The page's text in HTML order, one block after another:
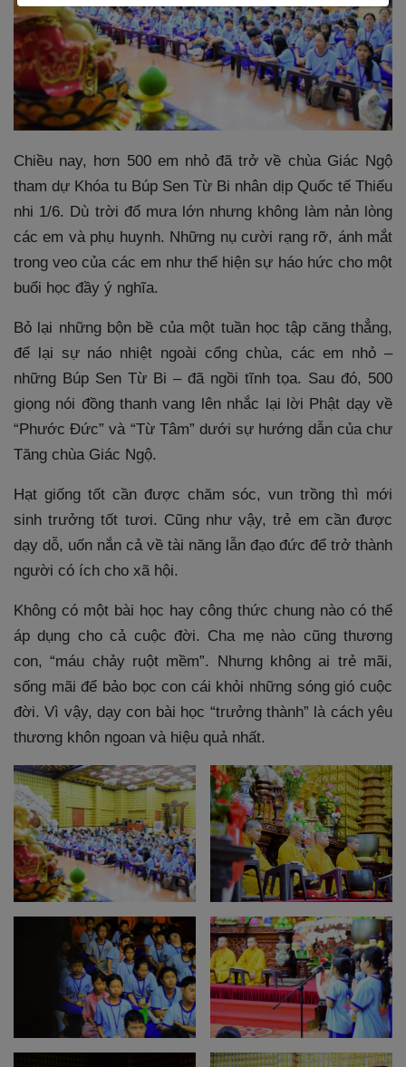
Chiều nay, hơn 500 em nhỏ đã trở về chùa Giác Ngộ
tham dự Khóa tu Búp Sen Từ Bi nhân dịp Quốc tế Thiếu
nhi 1/6. Dù trời đổ mưa lớn nhưng không làm nản lòng
các em và phụ huynh. Những nụ cười rạng rỡ, ánh mắt
trong veo của các em như thể hiện sự háo hức cho một
buổi học đầy ý nghĩa.
Bỏ lại những bộn bề của một tuần học tập căng thẳng,
để lại sự náo nhiệt ngoài cổng chùa, các em nhỏ –
những Búp Sen Từ Bi – đã ngồi tĩnh tọa. Sau đó, 500
giọng nói đồng thanh vang lên nhắc lại lời Phật dạy về
“Phước Đức” và “Từ Tâm” dưới sự hướng dẫn của chư
Tăng chùa Giác Ngộ.
Hạt giống tốt cần được chăm sóc, vun trồng thì mới
sinh trưởng tốt tươi. Cũng như vậy, trẻ em cần được
dạy dỗ, uốn nắn cả về tài năng lẫn đạo đức để trở thành
người có ích cho xã hội.
Không có một bài học hay công thức chung nào có thể
áp dụng cho cả cuộc đời. Cha mẹ nào cũng thương
con, “máu chảy ruột mềm”. Nhưng không ai trẻ mãi,
sống mãi để bảo bọc con cái khỏi những sóng gió cuộc
đời. Vì vậy, dạy con bài học “trưởng thành” là cách yêu
thương khôn ngoan và hiệu quả nhất.